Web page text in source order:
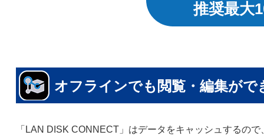
推奨最大
オフラインでも閲覧・編集がで
「LAN DISK CONNECT」はデータをキャッシュするので